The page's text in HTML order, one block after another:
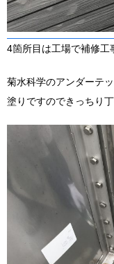
4箇所目は工場で補修工
菊水科学のアンダーテ
塗りですのできっちり